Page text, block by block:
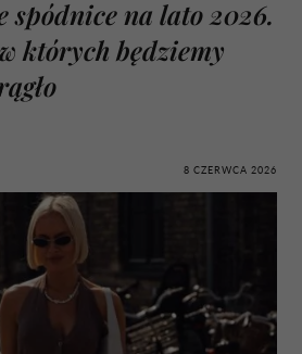
spódnice na lato 2026.
których będziemy
8 CZERWCA 2026